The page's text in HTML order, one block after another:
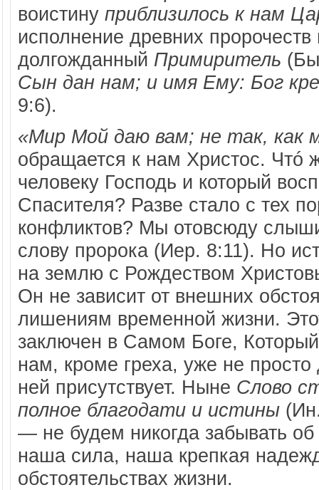
воистину приблизилось к нам
исполнение древних
долгожданный Примиритель
Сын дан нам; и имя Ему: Бог
9:6).
«Мир Мой даю вам; не так, как
обращается к нам Христос. Чтó
человеку Господь и который
Спасителя? Разве стало с тех
конфликтов? Мы отовсюду
слову пророка (Иер. 8:11). Но
на землю с Рождеством
Он не зависит от внешних
лишениям временной жизни.
заключен в Самом Боге,
нам, кроме греха, уже не
ней присутствует. Ныне Слово
полное благодати и истины
— не будем никогда забывать
наша сила, наша крепкая
обстоятельствах жизни.